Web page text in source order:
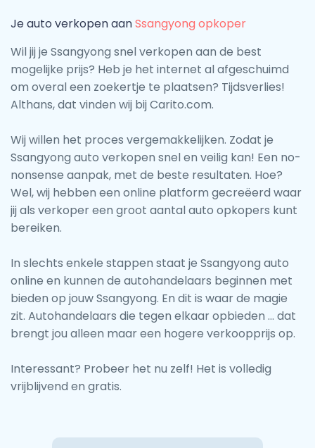
Je auto verkopen aanSsangyong opkoper
Wil jij je Ssangyong snel verkopen aan de best
mogelijke prijs? Heb je het internet al afgeschuimd
om overal een zoekertje te plaatsen? Tijdsverlies!
Althans, dat vinden wij bij Carito.com.
Wij willen het proces vergemakkelijken. Zodat je
Ssangyong auto verkopen snel en veilig kan! Een no-
nonsense aanpak, met de beste resultaten. Hoe?
Wel, wij hebben een online platform gecreëerd waar
jij als verkoper een groot aantal auto opkopers kunt
bereiken.
In slechts enkele stappen staat je Ssangyong auto
online en kunnen de autohandelaars beginnen met
bieden op jouw Ssangyong. En dit is waar de magie
zit. Autohandelaars die tegen elkaar opbieden … dat
brengt jou alleen maar een hogere verkoopprijs op.
Interessant? Probeer het nu zelf! Het is volledig
vrijblijvend en gratis.